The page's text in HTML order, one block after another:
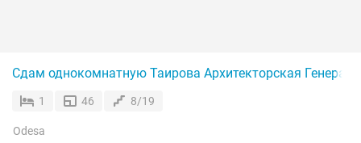
Сдам однокомнатную Таирова Архитекторская
1 46 8/19
Odesa